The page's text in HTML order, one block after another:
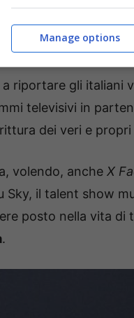
grande
spunta
riportare gli italiani
televisivi in
dei veri e propri
volendo, anche X
il talent show
posto nella vita di
.
Manage options